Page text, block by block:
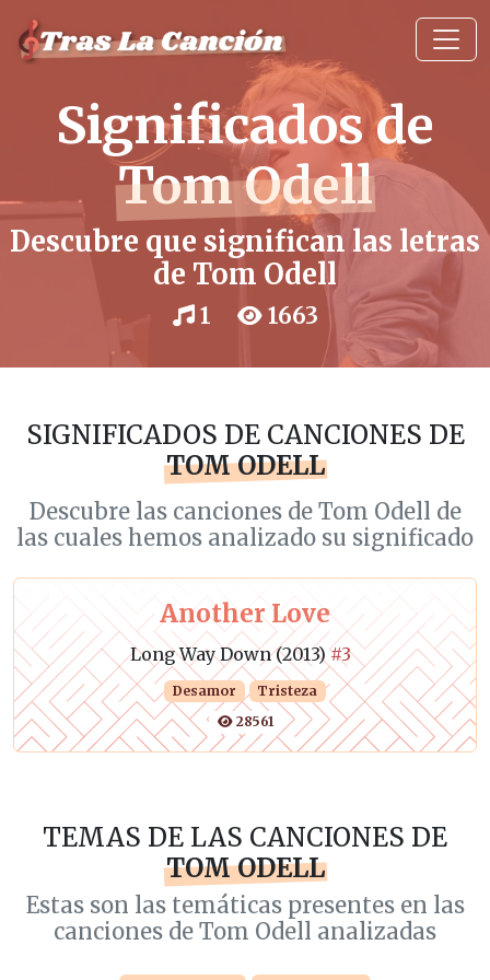
Significados de
Tom Odell
Descubre que significan las letras
de Tom Odell
1 1663
SIGNIFICADOS DE CANCIONES DE
TOM ODELL
Descubre las canciones de Tom Odell de
las cuales hemos analizado su significado
Another Love
Long Way Down (2013)#3
Desamor
Tristeza
28561
TEMAS DE LAS CANCIONES DE
TOM ODELL
Estas son las temáticas presentes en las
canciones de Tom Odell analizadas